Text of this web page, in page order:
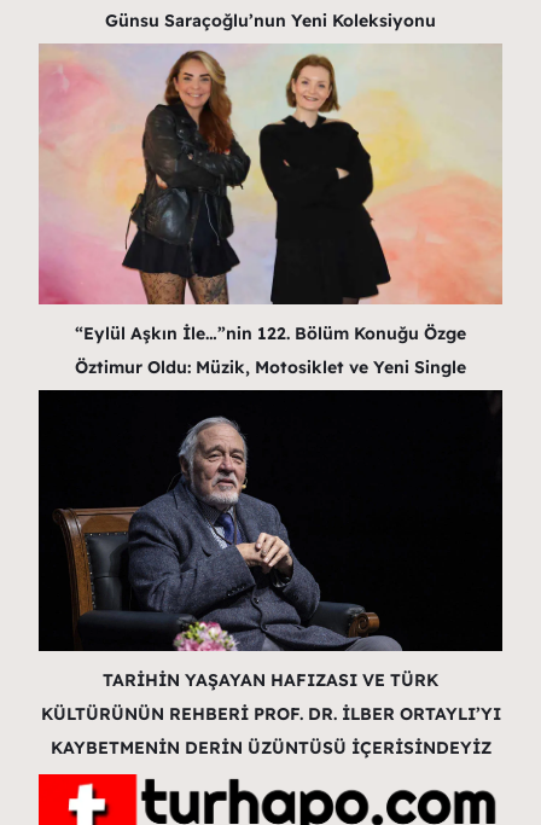
Günsu Saraçoğlu’nun Yeni Koleksiyonu
“Eylül Aşkın İle…”nin 122. Bölüm Konuğu Özge
Öztimur Oldu: Müzik, Motosiklet ve Yeni Single
TARİHİN YAŞAYAN HAFIZASI VE TÜRK
KÜLTÜRÜNÜN REHBERİ PROF. DR. İLBER ORTAYLI’YI
KAYBETMENİN DERİN ÜZÜNTÜSÜ İÇERİSİNDEYİZ